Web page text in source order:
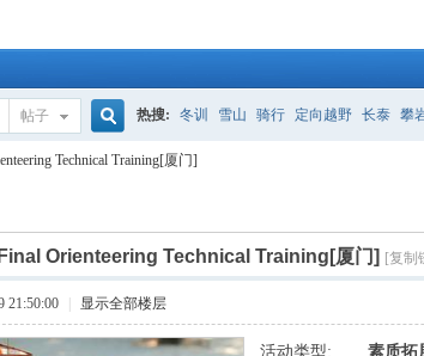
帖子
搜
索
热搜: 冬训 雪山 骑行 定向越野 长泰 攀
Technical Training[厦门]
Orienteering Technical Training[厦门] [复制
21:50:00 显示全部楼层
活动类型:
素质拓